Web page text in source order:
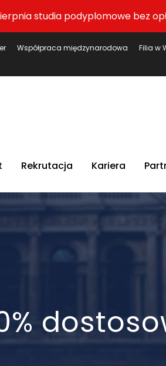
studia podyplomowe bez
Współpraca międzynarodowa Filia w
Rekrutacja Kariera